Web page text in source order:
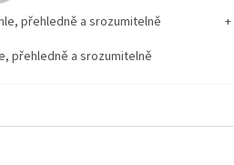
přehledně a srozumitelně
přehledně a srozumitelně